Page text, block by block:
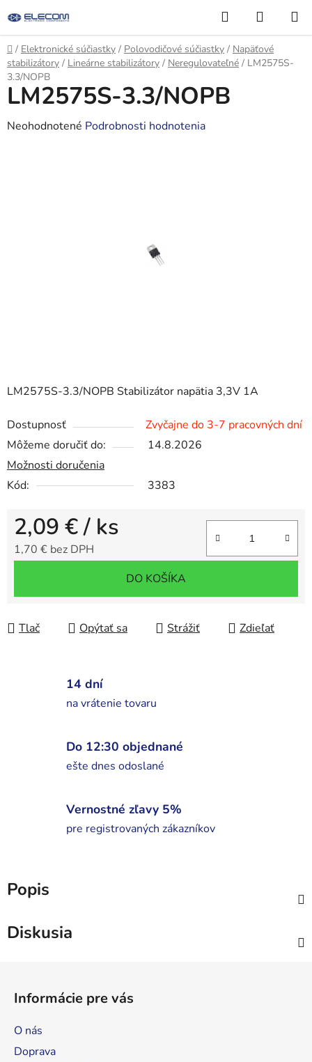
na
obsah
Hľadať
KOŠÍK
Domov
/ Elektronické súčiastky / Polovodičové súčiastky / Napäťové
stabilizátory / Lineárne stabilizátory / Neregulovateľné / LM2575S-
3.3/NOPB
LM2575S-3.3/NOPB Stabilizátor napätia 3,3V 1A
Dostupnosť
Zvyčajne do 3-7 pracovných dní
Môžeme doručiť do:
14.8.2026
Možnosti doručenia
Kód:
3383
2,09 €/ ks
1,70 € bez DPH
DO KOŠÍKA
Tlač Opýtať sa Strážiť Zdieľať
LM2575S-3.3/NOPB
Priemerné
Neohodnotené Podrobnosti hodnotenia
14 dní
na vrátenie tovaru
Do 12:30 objednané
ešte dnes odoslané
Vernostné zľavy 5%
pre registrovaných zákazníkov
Popis
Diskusia
Informácie pre vás
O nás
Doprava